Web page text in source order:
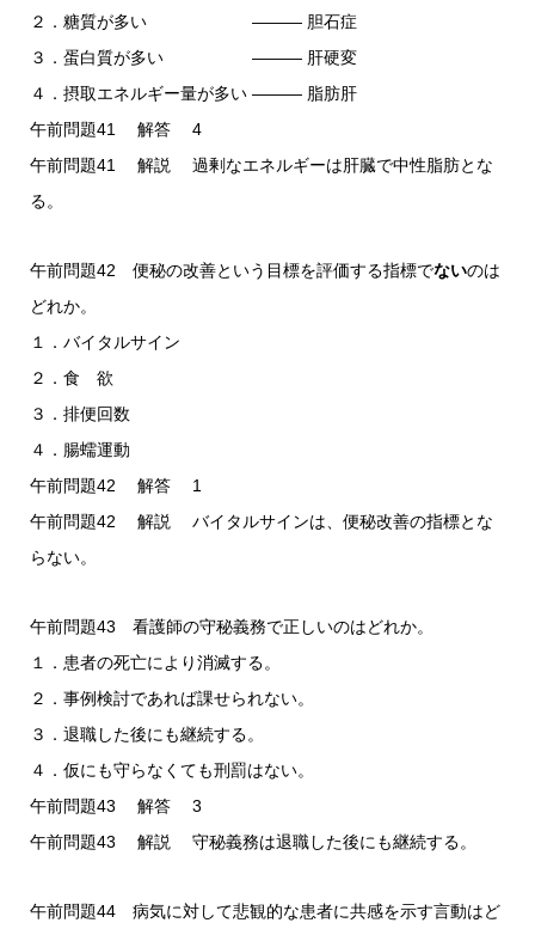
２．糖質が多い ――― 胆石症
３．蛋白質が多い ――― 肝硬変
４．摂取エネルギー量が多い ――― 脂肪肝
午前問題41 解答 4
午前問題41 解説 過剰なエネルギーは肝臓で中性脂肪とな
る。
午前問題42 便秘の改善という目標を評価する指標でないのは
どれか。
１．バイタルサイン
２．食 欲
３．排便回数
４．腸蠕運動
午前問題42 解答 1
午前問題42 解説 バイタルサインは、便秘改善の指標とな
らない。
午前問題43 看護師の守秘義務で正しいのはどれか。
１．患者の死亡により消滅する。
２．事例検討であれば課せられない。
３．退職した後にも継続する。
４．仮にも守らなくても刑罰はない。
午前問題43 解答 3
午前問題43 解説 守秘義務は退職した後にも継続する。
午前問題44 病気に対して悲観的な患者に共感を示す言動はど